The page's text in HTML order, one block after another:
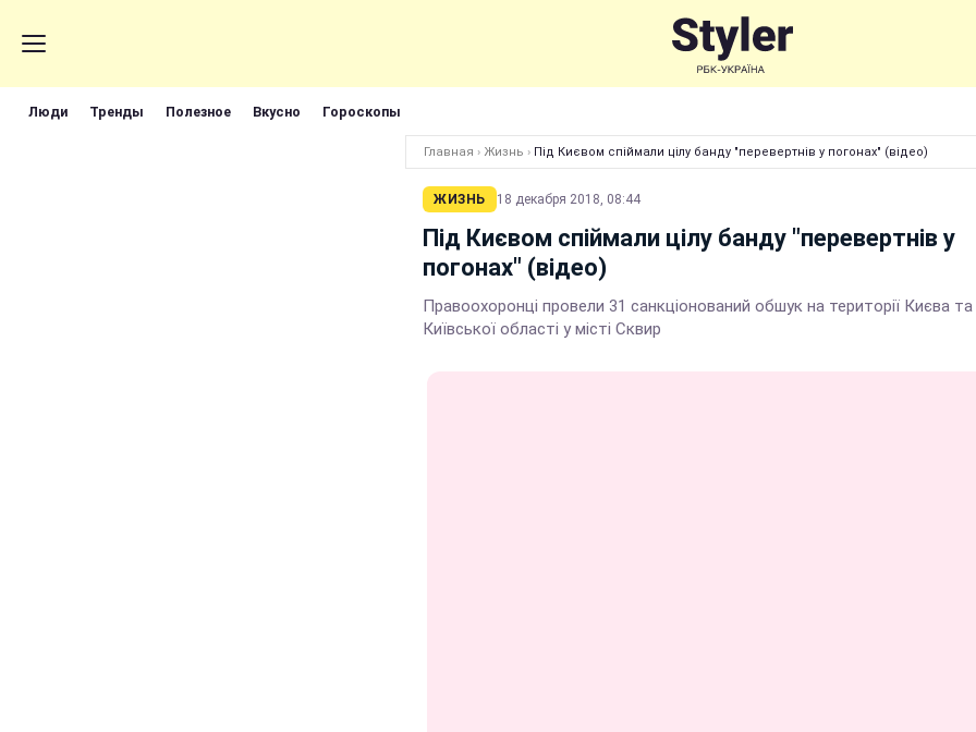
Люди Тренды Полезное Вкусно Гороскопы
Главная › Жизнь › Під Києвом спіймали цілу банду "перевертнів у погонах" (відео)
ЖИЗНЬ 18 декабря 2018, 08:44
Під Києвом спіймали цілу банду "перевертнів у
погонах" (відео)
Правоохоронці провели 31 санкціонований обшук на території Києва та
Київської області у місті Сквир